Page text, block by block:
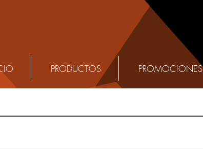
PRODUCTOS PROMOCIONES